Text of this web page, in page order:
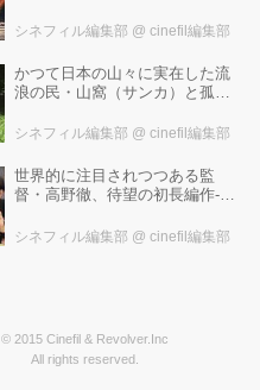
中国最大の映画祭「上海国際映
シネフィル編集部 @ cinefil編集部
かつて日本の山々に実在した流
浪の民・山窩（サンカ）と孤独
笹谷遼平監督『山歌（サン
シネフィル編集部 @ cinefil編集部
世界的に注目されつつある監
督・高野徹、待望の初長編作-成
出演『マリの話』公開決定！コ
シネフィル編集部 @ cinefil編集部
© 2015 Cinefil & Revolver.Inc
All rights reserved.